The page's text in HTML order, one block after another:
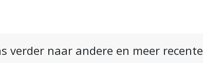
verder naar andere en meer recente